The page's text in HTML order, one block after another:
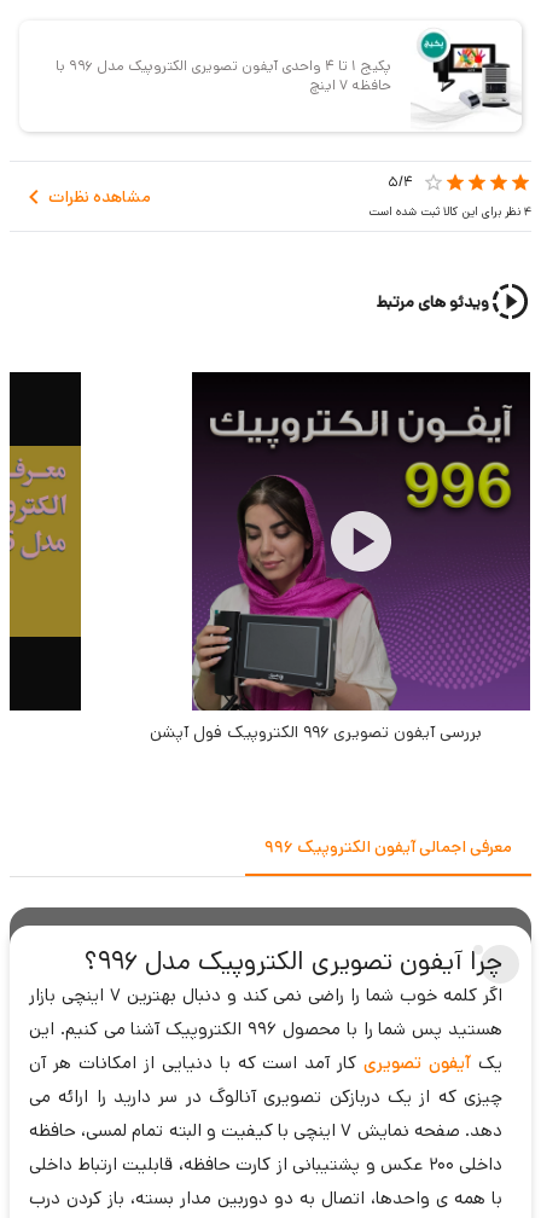
جنس بدنه (ABS) آنتی استاتیک،بدون تغییر در رنگ محصول
رابط کاربری با منوی گرافیکی (GUI)
پکیج 1 تا 4 واحدی آیفون تصویری الکتروپیک مدل 996 با
حافظه 7 اینچ
مشاهده نظرات
5/4
4 نظر برای این کالا ثبت شده است
ویدئو های مرتبط
بررسی آیفون تصویری 996 الکتروپیک فول آپشن
معرفی اجمالی آیفون الکتروپیک 996
چرا آیفون تصویری الکتروپیک مدل 996؟
اگر کلمه خوب شما را راضی نمی کند و دنبال بهترین 7 اینچی بازار
هستید پس شما را با محصول 996 الکتروپیک آشنا می کنیم. این
یک آیفون تصویریکار آمد است که با دنیایی از امکانات هر آن
چیزی که از یک دربازکن تصویری آنالوگ در سر دارید را ارائه می
دهد. صفحه نمایش 7 اینچی با کیفیت و البته تمام لمسی، حافظه
داخلی 200 عکس و پشتیبانی از کارت حافظه، قابلیت ارتباط داخلی
با همه ی واحدها، اتصال به دو دوربین مدار بسته، باز کردن درب